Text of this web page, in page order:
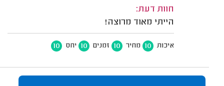
חוות דעת:
הייתי מאוד מרוצה!
איכות 10 מחיר 10 זמנים 10 יחס 10